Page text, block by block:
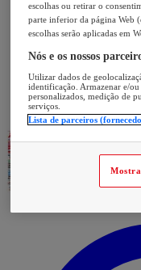
escolhas ou retirar o
parte inferior da página Web
escolhas serão aplicadas em
Nós e os nossos
Utilizar dados de
identificação. Armazenar e/
personalizados, medição de
serviços.
Lista de parceiros